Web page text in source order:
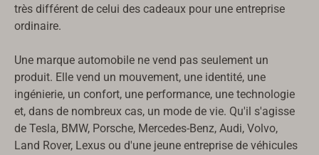
très différent de celui des cadeaux pour une entreprise
ordinaire.
Une marque automobile ne vend pas seulement un
produit. Elle vend un mouvement, une identité, une
ingénierie, un confort, une performance, une technologie
et, dans de nombreux cas, un mode de vie. Qu'il s'agisse
de Tesla, BMW, Porsche, Mercedes-Benz, Audi, Volvo,
Land Rover, Lexus ou d'une jeune entreprise de véhicules